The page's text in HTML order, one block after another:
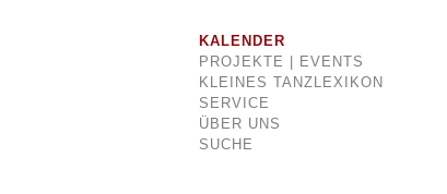
KALENDER
PROJEKTE | EVENTS
KLEINES TANZLEXIKON
SERVICE
ÜBER UNS
SUCHE